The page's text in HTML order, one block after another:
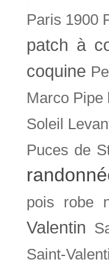
Paris 1900
patch à
coquine
Marco Pipe
Soleil
Puces de
pois
robe
Valentin
Saint-